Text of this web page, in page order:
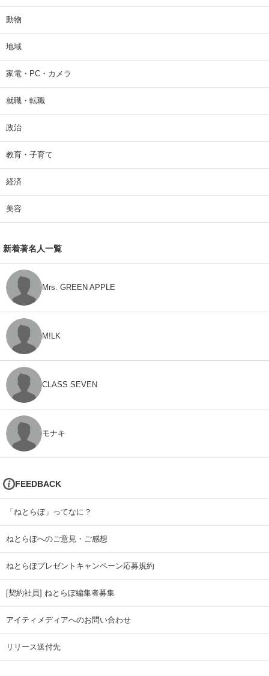
動物
地域
家電・PC・カメラ
就職・転職
政治
教育・子育て
経済
美容
新着著名人一覧
Mrs. GREEN APPLE
M!LK
CLASS SEVEN
モナキ
FEEDBACK
「ねとらぼ」ってなに？
ねとらぼへのご意見・ご感想
ねとらぼプレゼントキャンペーン応募規約
[契約社員] ねとらぼ編集者募集
アイティメディアへのお問い合わせ
リリース送付先